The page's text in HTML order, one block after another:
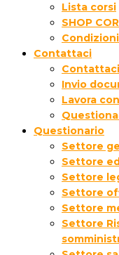
Lista corsi
SHOP
Contattaci
Contattaci
Invio
Lavora
Questionario
Settore
Settore
Settore
Settore
Settore
Settore